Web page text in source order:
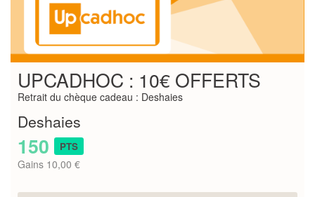
UPCADHOC : 10€ OFFERTS
Retrait du chèque cadeau : Deshaies
Deshaies
150 PTS
Gains 10,00 €